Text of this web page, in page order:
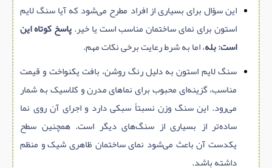
این سؤال برای بسیاری از افراد مطرح می‌شود که آیا سنگ لایم
استون برای نمای ساختمان مناسب است یا خیر.پاسخ کوتاه این
است: بله، اما به شرط رعایت برخی نکات مهم.
سنگ لایم استون به دلیل رنگ روشن، بافت یکنواخت و قیمت
مناسب، گزینه‌ای محبوب برای نماهای مدرن و کلاسیک به شمار
می‌رود. این سنگ وزن نسبتاً سبکی دارد و اجرای آن روی نما
ساده‌تر از بسیاری از سنگ‌های دیگر است. همچنین سطح
یکدست آن باعث می‌شود نمای ساختمان ظاهری شیک و منظم
داشته باشد.